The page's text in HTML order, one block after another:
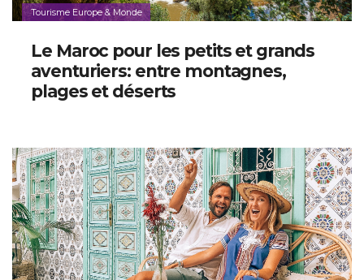
Tourisme Europe & Monde
Le Maroc pour les petits et grands
aventuriers: entre montagnes,
plages et déserts